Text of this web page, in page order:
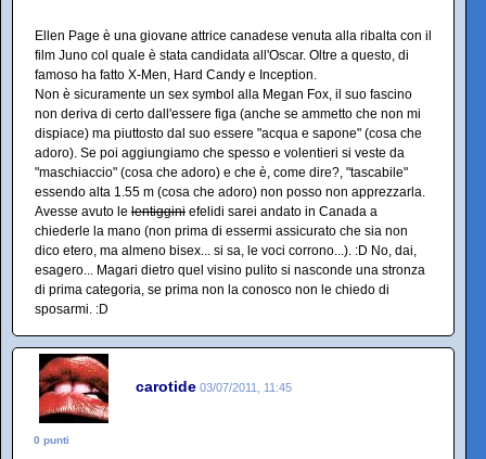
Ellen Page è una giovane attrice canadese venuta alla ribalta con il
film Juno col quale è stata candidata all'Oscar. Oltre a questo, di
famoso ha fatto X-Men, Hard Candy e Inception.
Non è sicuramente un sex symbol alla Megan Fox, il suo fascino
non deriva di certo dall'essere figa (anche se ammetto che non mi
dispiace) ma piuttosto dal suo essere "acqua e sapone" (cosa che
adoro). Se poi aggiungiamo che spesso e volentieri si veste da
"maschiaccio" (cosa che adoro) e che è, come dire?, "tascabile"
essendo alta 1.55 m (cosa che adoro) non posso non apprezzarla.
Avesse avuto le lentiggini efelidi sarei andato in Canada a
chiederle la mano (non prima di essermi assicurato che sia non
dico etero, ma almeno bisex... si sa, le voci corrono...). :D No, dai,
esagero... Magari dietro quel visino pulito si nasconde una stronza
di prima categoria, se prima non la conosco non le chiedo di
sposarmi. :D
carotide 03/07/2011, 11:45
0 punti